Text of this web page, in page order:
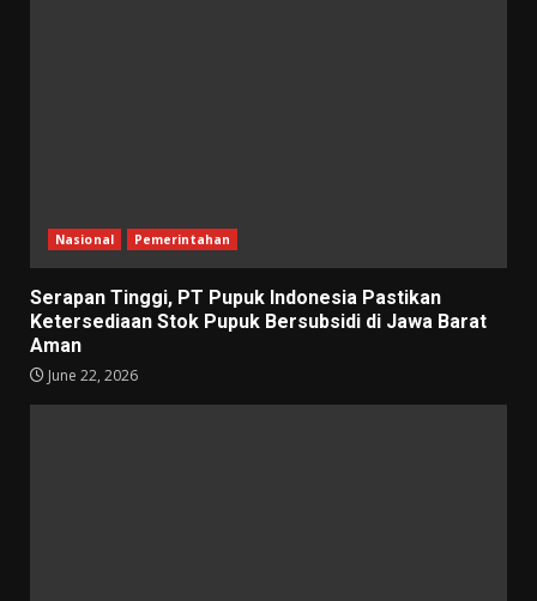
Nasional Pemerintahan
Serapan Tinggi, PT Pupuk Indonesia Pastikan
Ketersediaan Stok Pupuk Bersubsidi di Jawa Barat
Aman
June 22, 2026